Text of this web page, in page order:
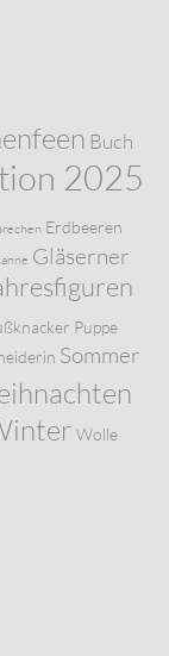
Buch
2025
Erdbeeren
Gläserner
Puppe
Sommer
Wolle